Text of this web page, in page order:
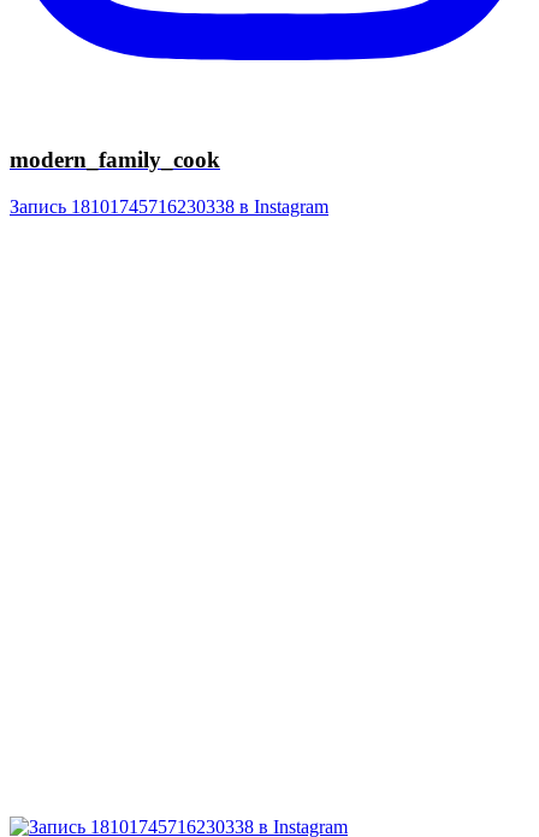
modern_family_cook
Запись 18101745716230338 в Instagram